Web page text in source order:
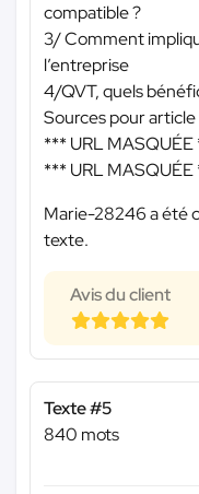
compatible ?
3/ Comment
l’entreprise
4/QVT, quels
Sources pour article
*** URL MASQUÉE
*** URL MASQUÉE
Marie-28246 a été
texte.
Avis du client
Texte #5
840 mots